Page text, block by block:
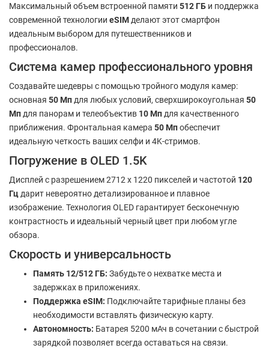
Максимальный объем встроенной памяти 512 ГБ и поддержка
современной технологии eSIM делают этот смартфон
идеальным выбором для путешественников и
профессионалов.
Система камер профессионального уровня
Создавайте шедевры с помощью тройного модуля камер:
основная 50 Мп для любых условий, сверхширокоугольная 50
Мп для панорам и телеобъектив 10 Мп для качественного
приближения. Фронтальная камера 50 Мпобеспечит
идеальную четкость ваших селфи и 4K-стримов.
Погружение в OLED 1.5K
Дисплей с разрешением 2712 x 1220 пикселей и частотой 120
Гц дарит невероятно детализированное и плавное
изображение. Технология OLED гарантирует бесконечную
контрастность и идеальный черный цвет при любом угле
обзора.
Скорость и универсальность
Память 12/512 ГБ: Забудьте о нехватке места и
задержках в приложениях.
Поддержка eSIM: Подключайте тарифные планы без
необходимости вставлять физическую карту.
Автономность: Батарея 5200 мАч в сочетании с быстрой
зарядкой позволяет всегда оставаться на связи.